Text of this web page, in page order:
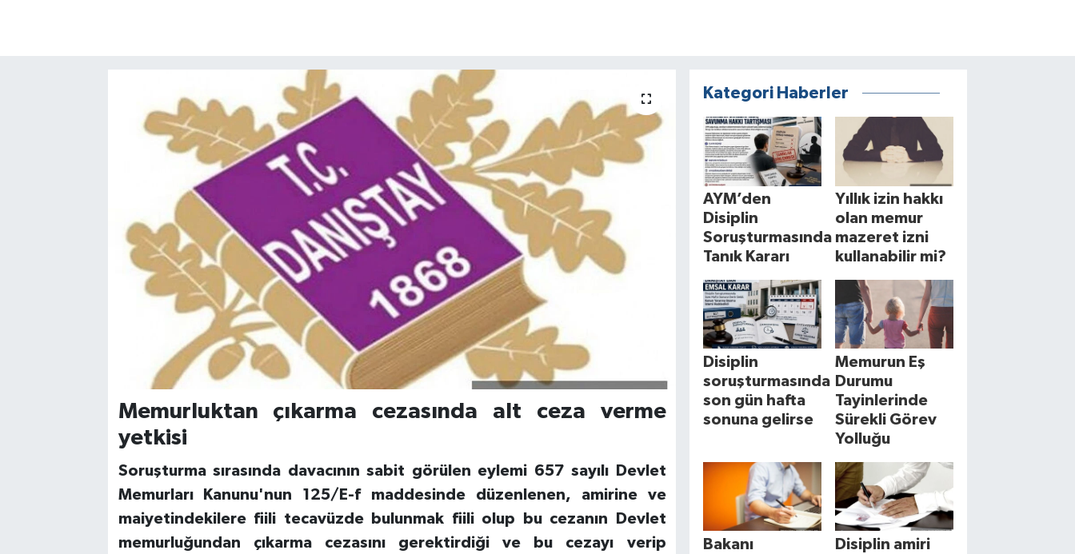
Memurluktan çıkarma cezasında alt ceza verme
yetkisi
Soruşturma sırasında davacının sabit görülen eylemi 657 sayılı Devlet
Memurları Kanunu'nun 125/E-f maddesinde düzenlenen, amirine ve
maiyetindekilere fiili tecavüzde bulunmak fiili olup bu cezanın Devlet
memurluğundan çıkarma cezasını gerektirdiği ve bu cezayı verip
Kategori Haberler
AYM’den
Disiplin
Soruşturmasında
Tanık Kararı
Yıllık izin hakkı
olan memur
mazeret izni
kullanabilir mi?
Disiplin
soruşturmasında
son gün hafta
sonuna gelirse
Memurun Eş
Durumu
Tayinlerinde
Sürekli Görev
Yolluğu
Bakanı
Disiplin amiri